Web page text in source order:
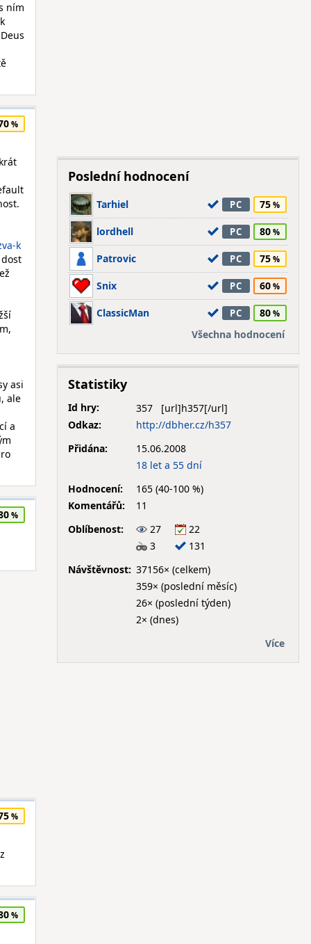
ním
k
asi
ale
a
Poslední hodnocení
Tarhiel PC 75
lordhell PC 80
Patrovic PC 75
Snix PC 60
ClassicMan PC
80
Všechna hodnocení
Statistiky
Id hry:
357
Odkaz:
http://dbher.cz/h357
Přidána:
15.06.2008
18 let a 55 dní
Hodnocení:
165 (40-100 %)
Komentářů:
11
Oblíbenost:
27
22
3
131
Návštěvnost: 37156× (celkem)
359× (poslední měsíc)
26× (poslední týden)
2× (dnes)
Více